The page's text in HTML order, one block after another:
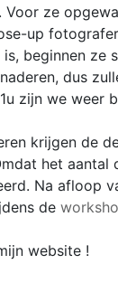
ze
up
beginnen ze
dus
zijn we weer
krijgen de
het
Na afloop
de
website !